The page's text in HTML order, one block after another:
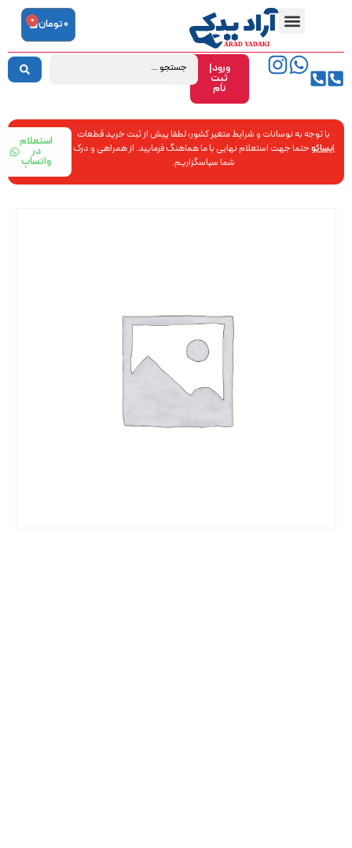
ورود|
ثبت
نام
0تومان 0
با توجه به نوسانات و شرایط متغیر کشور، لطفا پیش از ثبت خرید قطعات
ایساکوحتما جهت استعلام نهایی با ما هماهنگ فرمایید. از همراهی و درک
شما سپاسگزاریم.
استعلام
در
واتساپ